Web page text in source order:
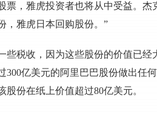
票，雅虎投资者也将从中受益。杰
，雅虎日本回购股份。”
些税收，因为这些股份的价值已
300亿美元的阿里巴巴股份做出任
份在纸上价值超过80亿美元。